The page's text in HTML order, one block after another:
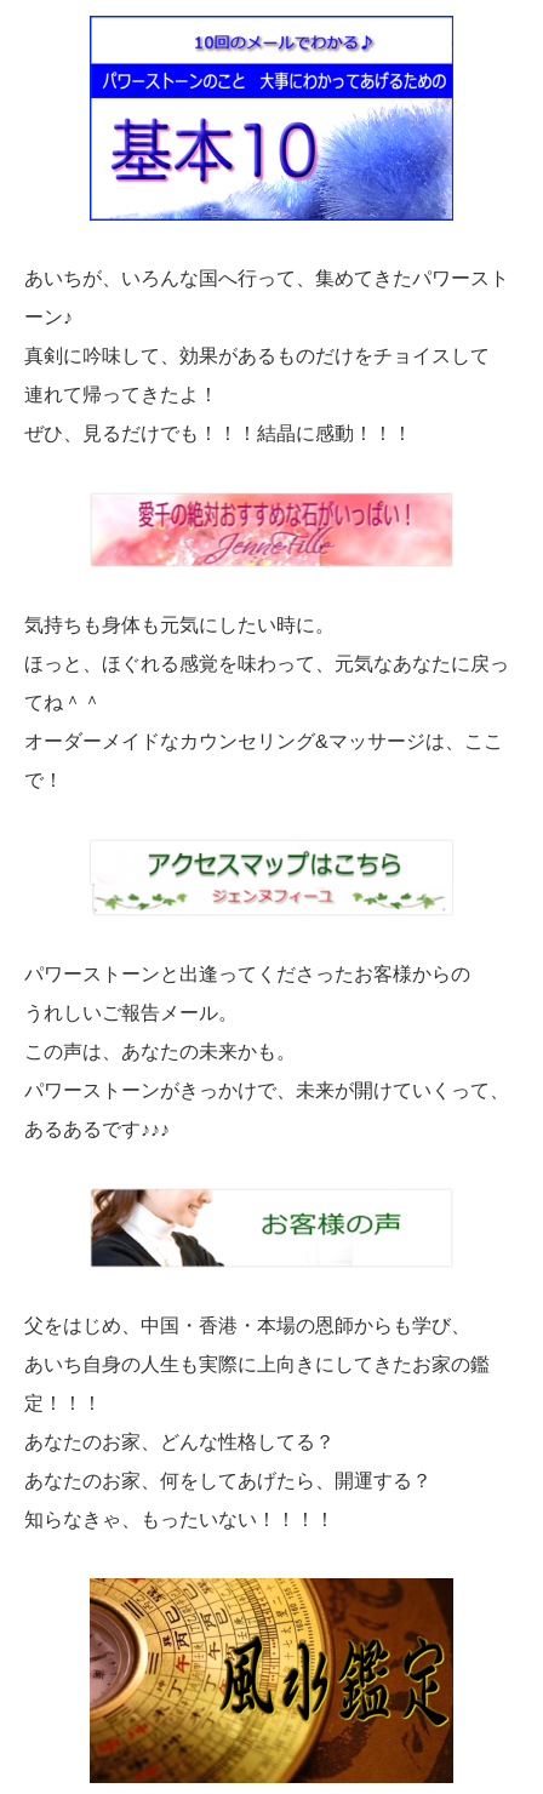
あいちが、いろんな国へ行って、集めてきたパワースト
ーン♪
真剣に吟味して、効果があるものだけをチョイスして
連れて帰ってきたよ！
ぜひ、見るだけでも！！！結晶に感動！！！
気持ちも身体も元気にしたい時に。
ほっと、ほぐれる感覚を味わって、元気なあなたに戻っ
てね＾＾
オーダーメイドなカウンセリング&マッサージは、ここ
で！
パワーストーンと出逢ってくださったお客様からの
うれしいご報告メール。
この声は、あなたの未来かも。
パワーストーンがきっかけで、未来が開けていくって、
あるあるです♪♪♪
父をはじめ、中国・香港・本場の恩師からも学び、
あいち自身の人生も実際に上向きにしてきたお家の鑑
定！！！
あなたのお家、どんな性格してる？
あなたのお家、何をしてあげたら、開運する？
知らなきゃ、もったいない！！！！